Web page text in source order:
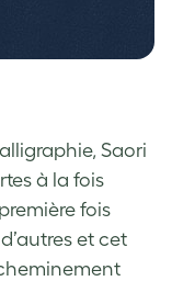
Saori
à la fois
fois
et cet